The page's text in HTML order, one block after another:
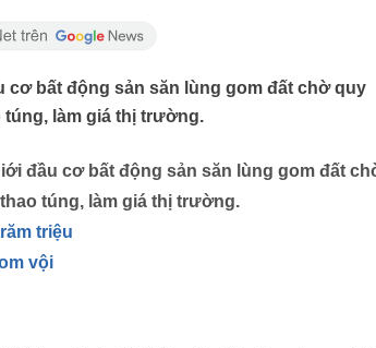
cơ bất động sản săn lùng gom đất chờ quy
túng, làm giá thị trường.
đầu cơ bất động sản săn lùng gom đất
túng, làm giá thị trường.
triệu
vội